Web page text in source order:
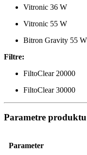
Vitronic 36 W
Vitronic 55 W
Bitron Gravity 55 W
Filtre:
FiltoClear 20000
FiltoClear 30000
Parametre produktu
Parameter